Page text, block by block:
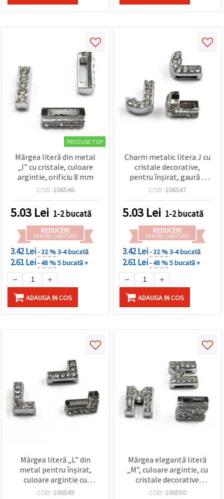
PRODUSE TOP
Mărgea literă din metal
„I” cu cristale, culoare
argintie, orificiu 8 mm
COD: 106546
5.03 Lei 1-2 bucată
REDUCERI
PENTRU CANTITATE
3.42 Lei- 32 %3-4 bucată
2.61 Lei- 48 %5 bucată +
ADAUGA IN COS
Charm metalic litera J cu
cristale decorative,
pentru înșirat, gaură 8
mm, accesorii pentru
COD: 106547
5.03 Lei 1-2 bucată
REDUCERI
PENTRU CANTITATE
3.42 Lei- 32 %3-4 bucată
2.61 Lei- 48 %5 bucată +
ADAUGA IN COS
Mărgea literă „L” din
metal pentru înșirat,
culoare argintie cu
cristale încrustate,
COD: 106549
Mărgea elegantă literă
„M”, culoare argintie, cu
cristale decorative
strălucitoare, orificiu 8
COD: 106550